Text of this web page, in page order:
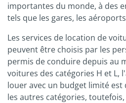
importantes du monde, à des
tels que les gares, les
Les services de location de
peuvent être choisis par les
permis de conduire depuis au
voitures des catégories H et L,
louer avec un budget limité est
les autres catégories,